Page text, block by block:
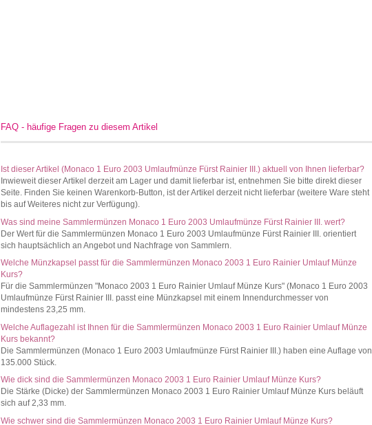
FAQ - häufige Fragen zu diesem Artikel
Ist dieser Artikel (Monaco 1 Euro 2003 Umlaufmünze Fürst Rainier III.) aktuell von Ihnen lieferbar?
Inwieweit dieser Artikel derzeit am Lager und damit lieferbar ist, entnehmen Sie bitte direkt dieser
Seite. Finden Sie keinen Warenkorb-Button, ist der Artikel derzeit nicht lieferbar (weitere Ware steht
bis auf Weiteres nicht zur Verfügung).
Was sind meine Sammlermünzen Monaco 1 Euro 2003 Umlaufmünze Fürst Rainier III. wert?
Der Wert für die Sammlermünzen Monaco 1 Euro 2003 Umlaufmünze Fürst Rainier III. orientiert
sich hauptsächlich an Angebot und Nachfrage von Sammlern.
Welche Münzkapsel passt für die Sammlermünzen Monaco 2003 1 Euro Rainier Umlauf Münze
Kurs?
Für die Sammlermünzen "Monaco 2003 1 Euro Rainier Umlauf Münze Kurs" (Monaco 1 Euro 2003
Umlaufmünze Fürst Rainier III. passt eine Münzkapsel mit einem Innendurchmesser von
mindestens 23,25 mm.
Welche Auflagezahl ist Ihnen für die Sammlermünzen Monaco 2003 1 Euro Rainier Umlauf Münze
Kurs bekannt?
Die Sammlermünzen (Monaco 1 Euro 2003 Umlaufmünze Fürst Rainier III.) haben eine Auflage von
135.000 Stück.
Wie dick sind die Sammlermünzen Monaco 2003 1 Euro Rainier Umlauf Münze Kurs?
Die Stärke (Dicke) der Sammlermünzen Monaco 2003 1 Euro Rainier Umlauf Münze Kurs beläuft
sich auf 2,33 mm.
Wie schwer sind die Sammlermünzen Monaco 2003 1 Euro Rainier Umlauf Münze Kurs?